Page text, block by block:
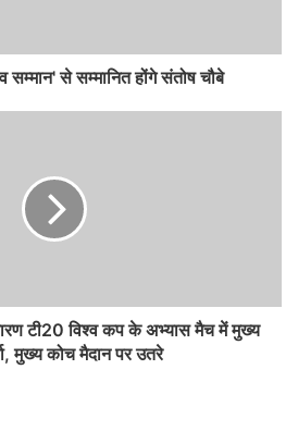
सम्मान' से सम्मानित होंगे संतोष चौबे
टी20 विश्व कप के अभ्यास मैच में मुख्य
मुख्य कोच मैदान पर उतरे